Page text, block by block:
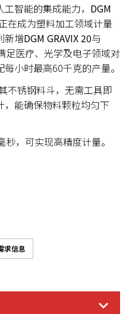
智能的集成能力， DGM
在成为塑料加工领域计量
新增DGM GRAVIX 20与
足医疗、光学及电子领域对
小时最高60千克的产量。
不锈钢料斗，无需工具即
能确保物料颗粒均匀下
，可实现高精度计量。
求信息